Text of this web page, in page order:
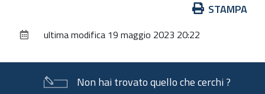
documento
STAMPA
ultima modifica 19 maggio 2023 20:22
Non hai trovato quello che cerchi ?